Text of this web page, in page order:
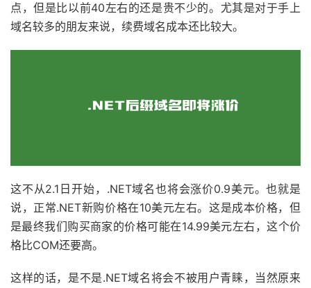
点，但是比以前40左右的还是贵不少的。尤其是对于手上
域名较多的朋友来说，续费域名成本还比较大。
这不从2.1日开始，.NET域名也将会涨价0.9美元。也就是
说，正常.NET新购价格在10美元左右。这是成本价格，但
是最终我们购买商家的价格可能在14.99美元左右，这个价
格比COM还要高。
这样的话，是不是.NET域名将会不被用户青睐，当然原来